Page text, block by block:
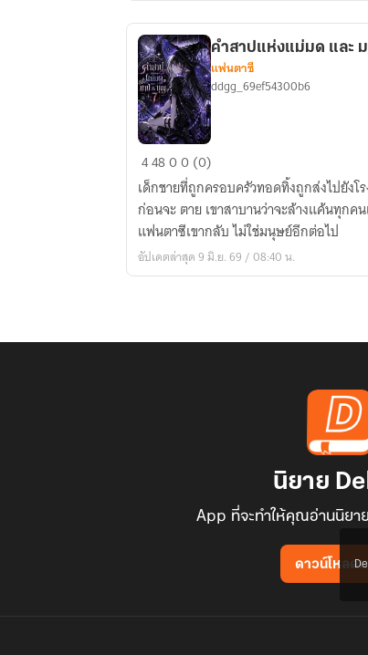
คำ
สาป
แห่ง
แม่มด
และ
มา
คำสาปแห่งแม่มด และ
แฟนตาซี
ddgg_69ef54300b6
44800 (0)
เด็กชายที่ถูกครอบครัวทอดทิ้งถูกส่งไปยังโ
ก่อนจะ ตาย เขาสาบานว่าจะล้างแค้นทุก
แฟนตาซีเขากลับ ไม่ใช่มนุษย์อีกต่อไป
อัปเดตล่าสุด 9 มิ.ย. 69 / 08:40 น.
นิยาย
App ที่จะทำให้คุณอ่านนิยา
ดาวน์โหลด